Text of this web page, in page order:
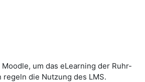
um das eLearning der Ruhr-
die Nutzung des LMS.